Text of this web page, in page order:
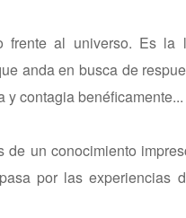
frente al universo. Es
anda en busca de
y contagia benéficamente...
un conocimiento
por las